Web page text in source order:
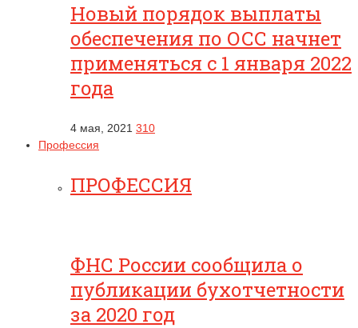
Новый порядок выплаты
обеспечения по ОСС начнет
применяться с 1 января 2022
года
4 мая, 2021 310
Профессия
ПРОФЕССИЯ
ФНС России сообщила о
публикации бухотчетности
за 2020 год